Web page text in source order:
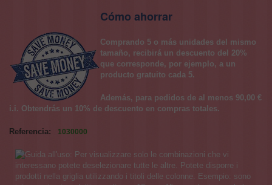
Cómo ahorrar
Comprando 5 o más unidades del mismo
tamaño, recibirá un descuento del 20%
que corresponde, por ejemplo, a un
producto gratuito cada 5.
Además, para pedidos de al menos 90,00 €
i.i. Obtendrás un 10% de descuento en compras totales.
Referencia: 1030000